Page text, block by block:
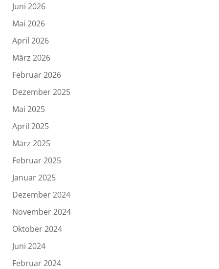
Juni 2026
Mai 2026
April 2026
März 2026
Februar 2026
Dezember 2025
Mai 2025
April 2025
März 2025
Februar 2025
Januar 2025
Dezember 2024
November 2024
Oktober 2024
Juni 2024
Februar 2024